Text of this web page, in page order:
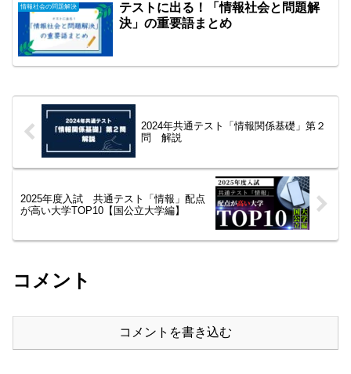
情報社会の問題解決
テストに出る！「情報社会と問題解
決」の重要語まとめ
2024年共通テスト「情報関係基礎」第２
問 解説
2025年度入試 共通テスト「情報」配点
が高い大学TOP10【国公立大学編】
コメント
コメントを書き込む